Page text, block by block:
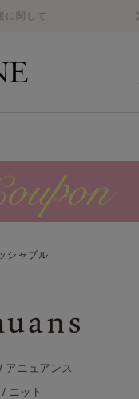
に関して
シャブル
/ アニュアンス
/ ニット